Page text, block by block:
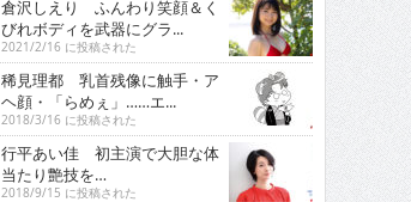
倉沢しえり ふんわり笑顔＆く
びれボディを武器にグラ...
2021/2/16 に投稿された
稀見理都 乳首残像に触手・ア
ヘ顔・「らめぇ」……エ...
2018/3/16 に投稿された
行平あい佳 初主演で大胆な体
当たり艶技を…
2018/9/15 に投稿された